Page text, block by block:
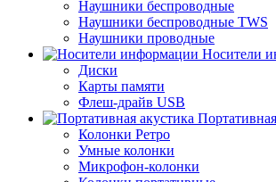
Наушники беспроводные
Наушники беспроводные TWS
Наушники проводные
Носители
Диски
Карты памяти
Флеш-драйв USB
Колонки Ретро
Умные колонки
Микрофон-колонки